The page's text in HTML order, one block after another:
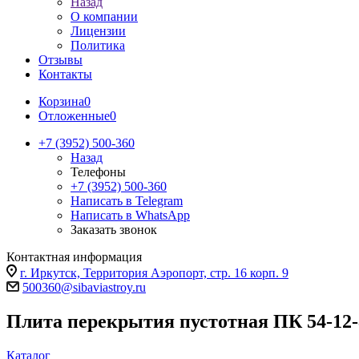
О компании
Лицензии
Политика
Отзывы
Контакты
Корзина0
Отложенные0
+7 (3952) 500-360
Назад
Телефоны
+7 (3952) 500-360
Написать в Telegram
Написать в WhatsApp
Заказать звонок
Контактная информация
г. Иркутск, Территория Аэропорт, стр. 16 корп. 9
500360@sibaviastroy.ru
Плита перекрытия пустотная ПК 54-
Каталог